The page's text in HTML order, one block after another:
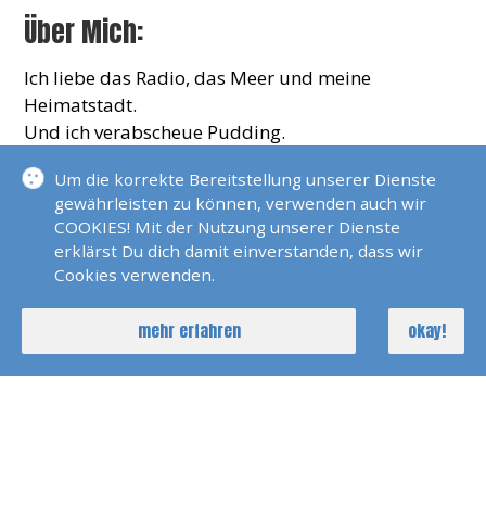
Über Mich:
Ich liebe das Radio, das Meer und meine
Heimatstadt.
Und ich verabscheue Pudding.
KONTAKT
claudiabarbonus@me.com
Um die korrekte Bereitstellung unserer Dienste
gewährleisten zu können, verwenden auch wir
COOKIES! Mit der Nutzung unserer Dienste
erklärst Du dich damit einverstanden, dass wir
Cookies verwenden.
mehr erfahren okay!